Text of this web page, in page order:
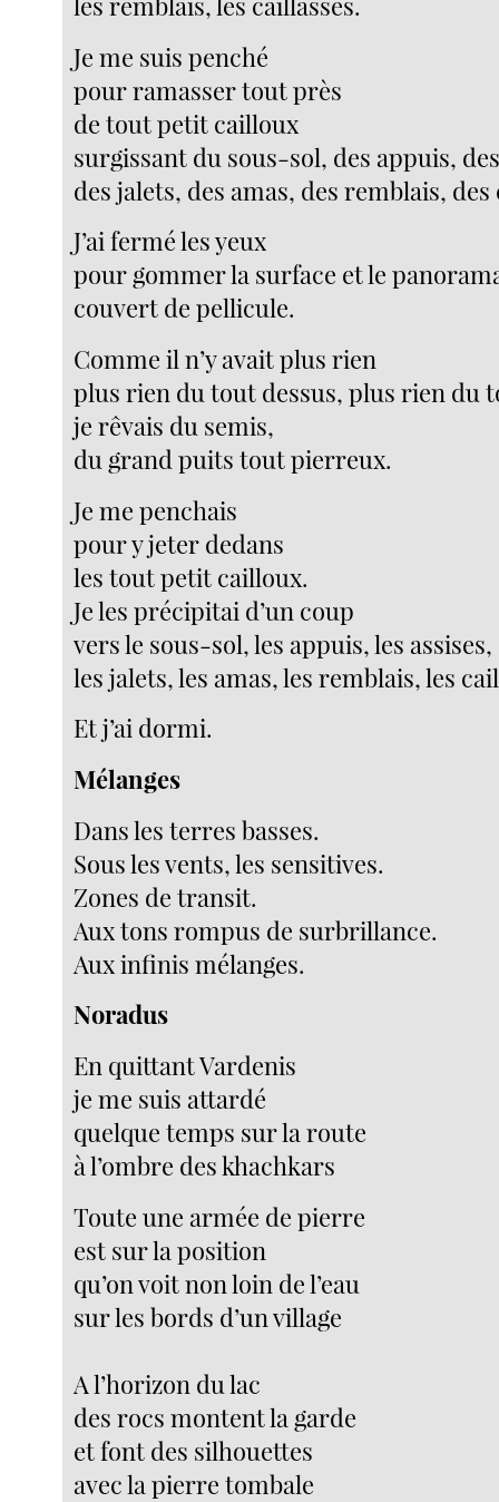
Je me suis penché
pour ramasser tout près
de tout petit cailloux
surgissant du sous-sol, des appuis,
des jalets, des amas, des remblais, des
J’ai fermé les yeux
pour gommer la surface et le
couvert de pellicule.
Comme il n’y avait plus rien
plus rien du tout dessus, plus rien du
je rêvais du semis,
du grand puits tout pierreux.
Je me penchais
pour y jeter dedans
les tout petit cailloux.
Je les précipitai d’un coup
vers le sous-sol, les appuis, les assises,
les jalets, les amas, les remblais, les
Et j’ai dormi.
Mélanges
Dans les terres basses.
Sous les vents, les sensitives.
Zones de transit.
Aux tons rompus de surbrillance.
Aux infinis mélanges.
Noradus
En quittant Vardenis
je me suis attardé
quelque temps sur la route
à l’ombre des khachkars
Toute une armée de pierre
est sur la position
qu’on voit non loin de l’eau
sur les bords d’un village
A l’horizon du lac
des rocs montent la garde
et font des silhouettes
avec la pierre tombale